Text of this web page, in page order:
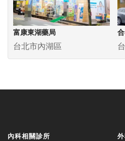
富康東湖藥局
台北市內湖區
內科相關診所